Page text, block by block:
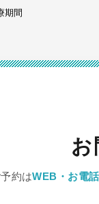
期間
お
予約はWEB・お電話